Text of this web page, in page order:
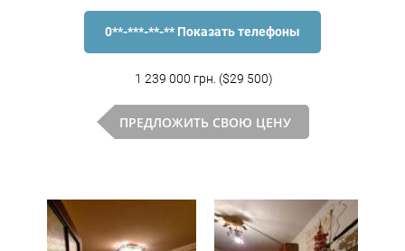
0**-***-**-** Показать телефоны
1 239 000 грн. ($29 500)
ПРЕДЛОЖИТЬ СВОЮ ЦЕНУ